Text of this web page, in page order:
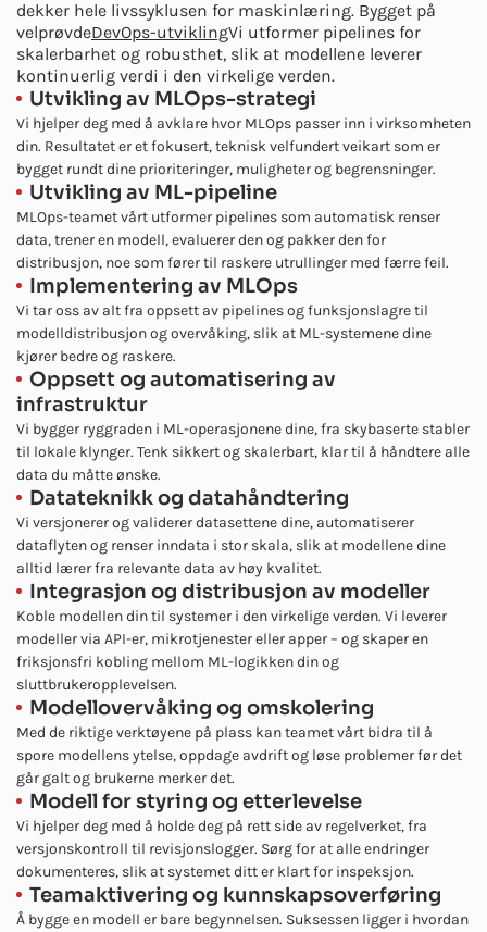
dekker hele livssyklusen for maskinlæring. Bygget på
velprøvdeDevOps-utviklingVi utformer pipelines for
skalerbarhet og robusthet, slik at modellene leverer
kontinuerlig verdi i den virkelige verden.
Utvikling av MLOps-strategi
Vi hjelper deg med å avklare hvor MLOps passer inn i virksomheten
din. Resultatet er et fokusert, teknisk velfundert veikart som er
bygget rundt dine prioriteringer, muligheter og begrensninger.
Utvikling av ML-pipeline
MLOps-teamet vårt utformer pipelines som automatisk renser
data, trener en modell, evaluerer den og pakker den for
distribusjon, noe som fører til raskere utrullinger med færre feil.
Implementering av MLOps
Vi tar oss av alt fra oppsett av pipelines og funksjonslagre til
modelldistribusjon og overvåking, slik at ML-systemene dine
kjører bedre og raskere.
Oppsett og automatisering av
infrastruktur
Vi bygger ryggraden i ML-operasjonene dine, fra skybaserte stabler
til lokale klynger. Tenk sikkert og skalerbart, klar til å håndtere alle
data du måtte ønske.
Datateknikk og datahåndtering
Vi versjonerer og validerer datasettene dine, automatiserer
dataflyten og renser inndata i stor skala, slik at modellene dine
alltid lærer fra relevante data av høy kvalitet.
Integrasjon og distribusjon av modeller
Koble modellen din til systemer i den virkelige verden. Vi leverer
modeller via API-er, mikrotjenester eller apper – og skaper en
friksjonsfri kobling mellom ML-logikken din og
sluttbrukeropplevelsen.
Modellovervåking og omskolering
Med de riktige verktøyene på plass kan teamet vårt bidra til å
spore modellens ytelse, oppdage avdrift og løse problemer før det
går galt og brukerne merker det.
Modell for styring og etterlevelse
Vi hjelper deg med å holde deg på rett side av regelverket, fra
versjonskontroll til revisjonslogger. Sørg for at alle endringer
dokumenteres, slik at systemet ditt er klart for inspeksjon.
Teamaktivering og kunnskapsoverføring
Å bygge en modell er bare begynnelsen. Suksessen ligger i hvordan